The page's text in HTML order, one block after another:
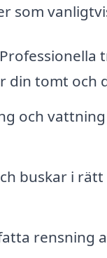
som
Professionella
din tomt och
och
buskar i
rensning